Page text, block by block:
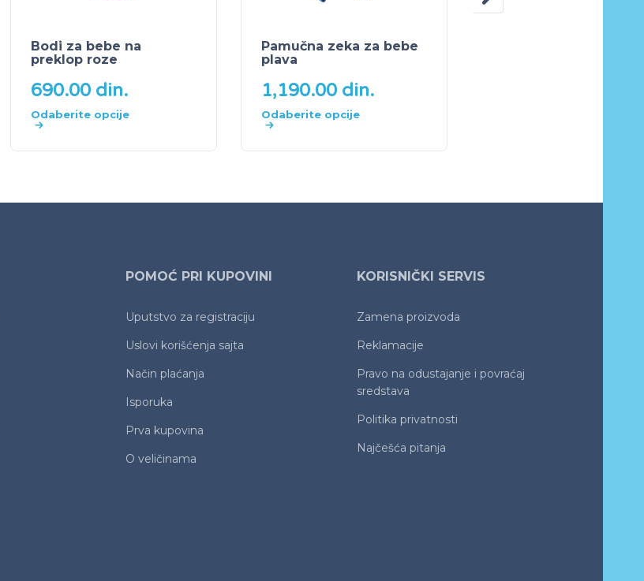
Bodi za bebe na
preklop roze
690.00 din.
Odaberite opcije
Pamučna zeka za bebe
plava
1,190.00 din.
Odaberite opcije
POMOĆ PRI KUPOVINI
Uputstvo za registraciju
Uslovi korišćenja sajta
Način plaćanja
Isporuka
Prva kupovina
O veličinama
KORISNIČKI SERVIS
Zamena proizvoda
Reklamacije
Pravo na odustajanje i povraćaj
sredstava
Politika privatnosti
Najčešća pitanja